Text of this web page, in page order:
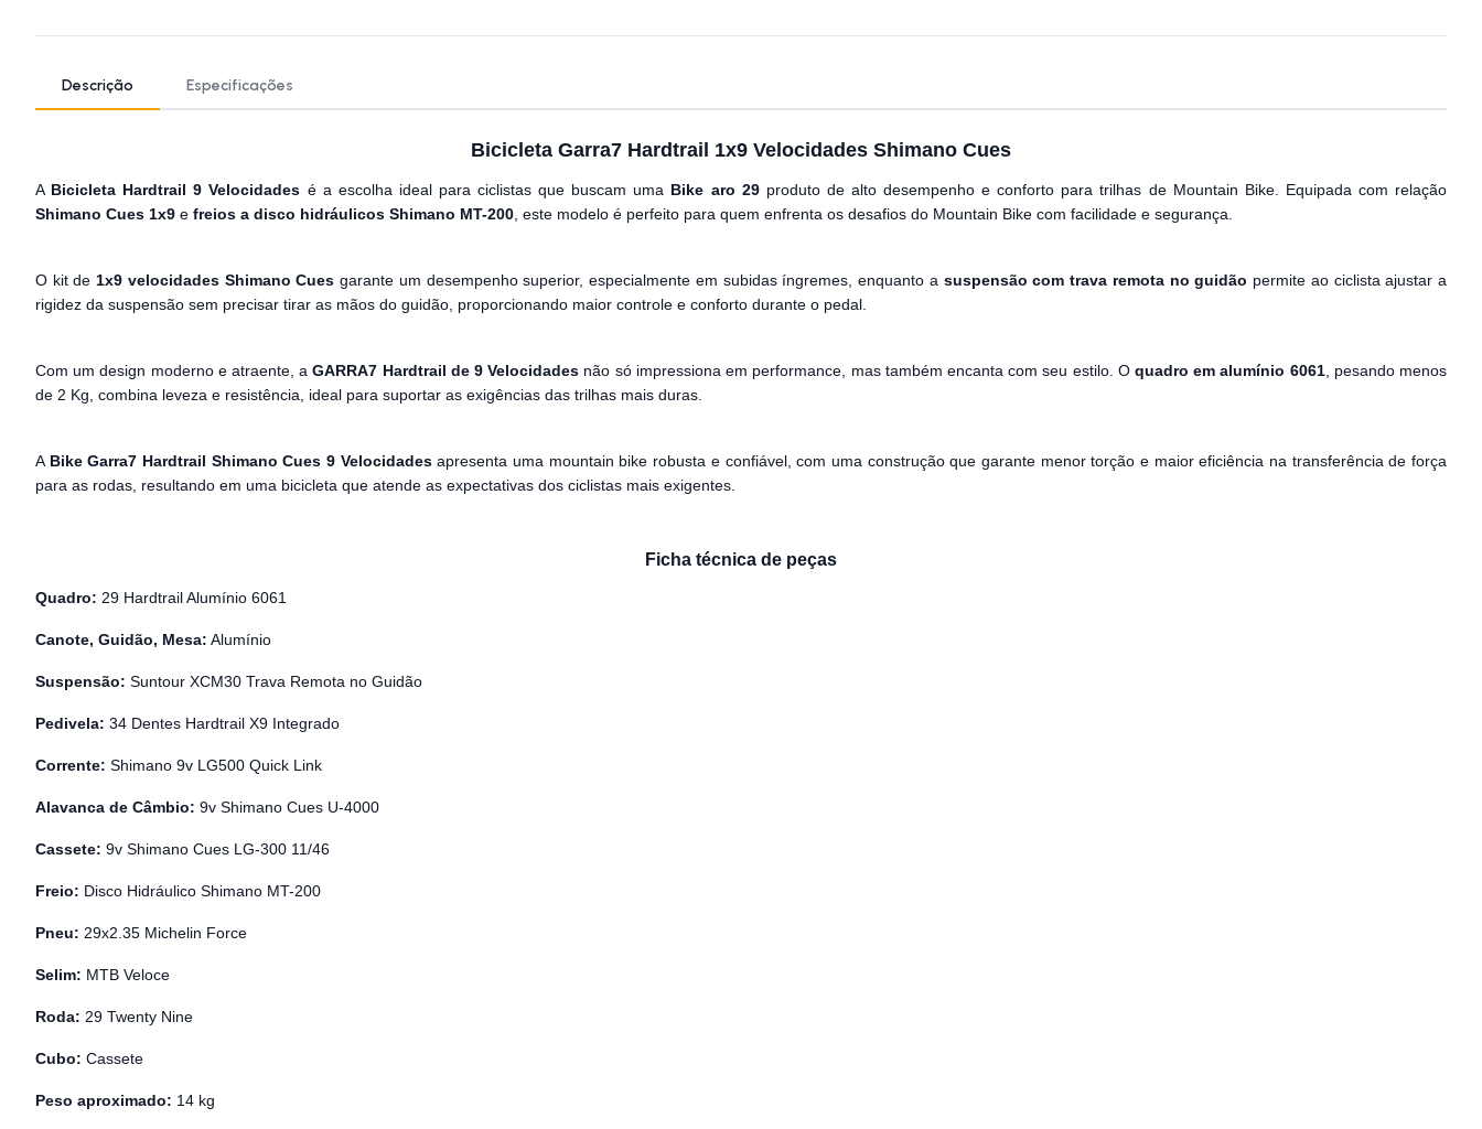
Descrição Especificações
Bicicleta Garra7 Hardtrail 1x9 Velocidades Shimano Cues
A Bicicleta Hardtrail 9 Velocidades é a escolha ideal para ciclistas que buscam uma Bike aro 29produto de alto desempenho e conforto para trilhas de Mountain Bike. Equipada com relação
Shimano Cues 1x9 e freios a disco hidráulicos Shimano MT-200 , este modelo é perfeito para quem enfrenta os desafios do Mountain Bike com facilidade e segurança.
O kit de 1x9 velocidades Shimano Cues garante um desempenho superior, especialmente em subidas íngremes, enquanto a suspensão com trava remota no guidão permite ao ciclista ajustar a
rigidez da suspensão sem precisar tirar as mãos do guidão, proporcionando maior controle e conforto durante o pedal.
Com um design moderno e atraente, aGARRA7 Hardtrail de 9 Velocidades não só impressiona em performance, mas também encanta com seu estilo. O quadro em alumínio 6061, pesando menos
de 2 Kg, combina leveza e resistência, ideal para suportar as exigências das trilhas mais duras.
A Bike Garra7 Hardtrail Shimano Cues 9 Velocidadesapresenta uma mountain bike robusta e confiável, com uma construção que garante menor torção e maior eficiência na transferência de força
para as rodas, resultando em uma bicicleta que atende as expectativas dos ciclistas mais exigentes.
Ficha técnica de peças
Quadro: 29 Hardtrail Alumínio 6061
Canote, Guidão, Mesa: Alumínio
Suspensão: Suntour XCM30 Trava Remota no Guidão
Pedivela: 34 Dentes Hardtrail X9 Integrado
Corrente: Shimano 9v LG500 Quick Link
Alavanca de Câmbio: 9v Shimano Cues U-4000
Cassete: 9v Shimano Cues LG-300 11/46
Freio: Disco Hidráulico Shimano MT-200
Pneu: 29x2.35 Michelin Force
Selim: MTB Veloce
Roda: 29 Twenty Nine
Cubo: Cassete
Peso aproximado: 14 kg